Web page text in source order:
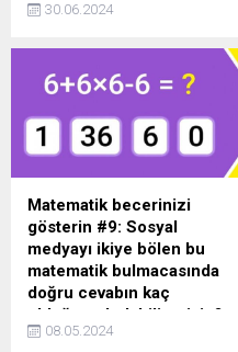
erkek rol arkadaşıyla öpüştü.
yankı uyandırdı.
30.06.2024
Matematik becerinizi
gösterin #9: Sosyal
medyayı ikiye bölen bu
matematik bulmacasında
doğru cevabın kaç
olduğunu bulabilir misin?
Beyninizi harekete
08.05.2024